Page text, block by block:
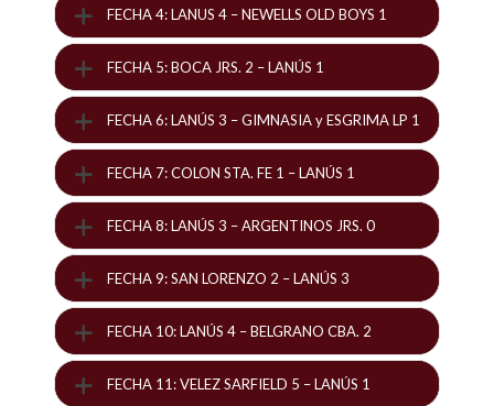
FECHA 4: LANUS 4 – NEWELLS OLD BOYS 1
FECHA 5: BOCA JRS. 2 – LANÚS 1
FECHA 6: LANÚS 3 – GIMNASIA y ESGRIMA LP 1
FECHA 7: COLON STA. FE 1 – LANÚS 1
FECHA 8: LANÚS 3 – ARGENTINOS JRS. 0
FECHA 9: SAN LORENZO 2 – LANÚS 3
FECHA 10: LANÚS 4 – BELGRANO CBA. 2
FECHA 11: VELEZ SARFIELD 5 – LANÚS 1